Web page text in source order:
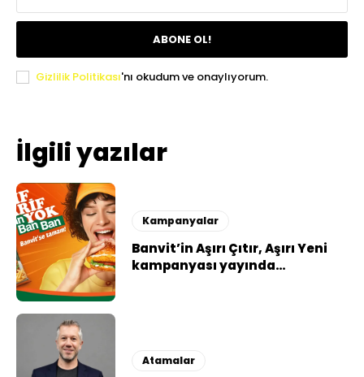
ABONE OL!
Gizlilik Politikası'nı okudum ve onaylıyorum.
İlgili yazılar
Kampanyalar
Banvit’in Aşırı Çıtır, Aşırı Yeni
kampanyası yayında…
Atamalar